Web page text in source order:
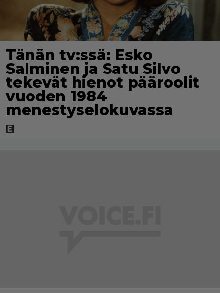
Tänän tv:ssä: Esko
Salminen ja Satu Silvo
tekevät hienot pääroolit
vuoden 1984
menestyselokuvassa